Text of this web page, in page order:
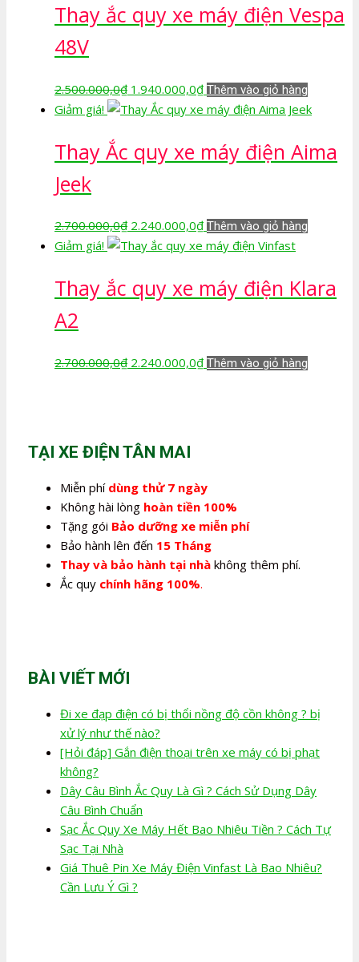
2.700.000,0₫.là:
2.240.000,0₫.
Thay ắc quy xe máy điện Vespa
48V
2.500.000,0₫ Giá
gốc
2.500.000,0₫.
1.940.000,0₫Giá
hiện
là:
1.940.000,0₫.
Thêm vào giỏ hàng
Giảm giá!
Thay Ắc quy xe máy điện Aima
Jeek
2.700.000,0₫ Giá
gốc
2.700.000,0₫.
2.240.000,0₫Giá
hiện
là:
2.240.000,0₫.
Thêm vào giỏ hàng
Giảm giá!
Thay ắc quy xe máy điện Klara
A2
2.700.000,0₫ Giá
2.240.000,0₫Giá
Thêm vào giỏ hàng
TẠI XE ĐIỆN TÂN MAI
Miễn phí dùng thử 7 ngày
Không hài lòng hoàn tiền 100%
Tặng gói Bảo dưỡng xe miễn phí
Bảo hành lên đến 15 Tháng
Thay và bảo hành tại nhà không thêm phí.
Ắc quy chính hãng 100%.
BÀI VIẾT MỚI
Đi xe đạp điện có bị thổi nồng độ cồn không ? bị
xử lý như thế nào?
[Hỏi đáp] Gắn điện thoại trên xe máy có bị phạt
không?
Dây Câu Bình Ắc Quy Là Gì ? Cách Sử Dụng Dây
Câu Bình Chuẩn
Sạc Ắc Quy Xe Máy Hết Bao Nhiêu Tiền ? Cách Tự
Sạc Tại Nhà
Giá Thuê Pin Xe Máy Điện Vinfast Là Bao Nhiêu?
Cần Lưu Ý Gì ?